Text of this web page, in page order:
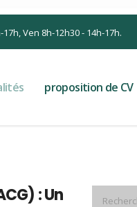
17h, Ven 8h-12h30 - 14h-17h.
proposition de CV
: Un